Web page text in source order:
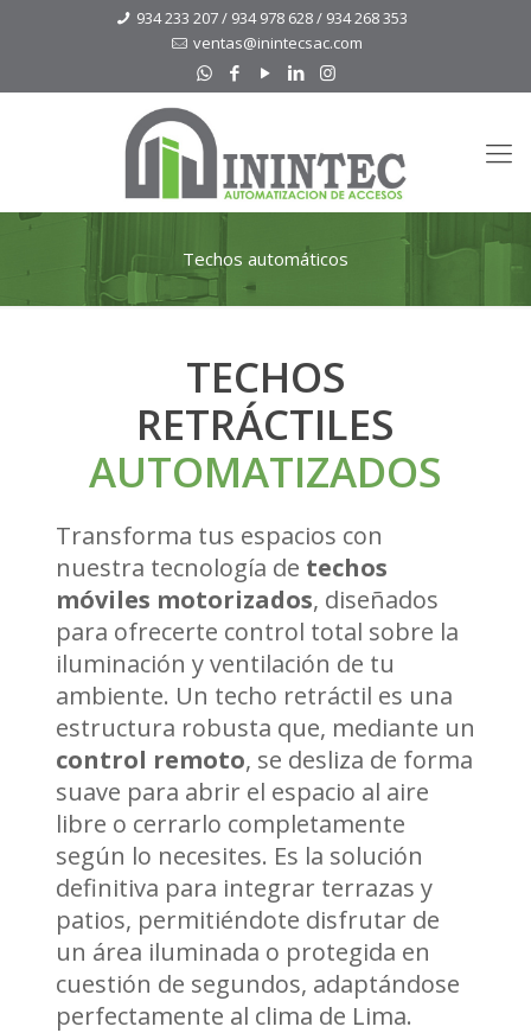
934 233 207 / 934 978 628 / 934 268 353
ventas@inintecsac.com
Techos automáticos
TECHOS
RETRÁCTILES
AUTOMATIZADOS
Transforma tus espacios con
nuestra tecnología de techos
móviles motorizados, diseñados
para ofrecerte control total sobre la
iluminación y ventilación de tu
ambiente. Un techo retráctil es una
estructura robusta que, mediante un
control remoto, se desliza de forma
suave para abrir el espacio al aire
libre o cerrarlo completamente
según lo necesites. Es la solución
definitiva para integrar terrazas y
patios, permitiéndote disfrutar de
un área iluminada o protegida en
cuestión de segundos, adaptándose
perfectamente al clima de Lima.